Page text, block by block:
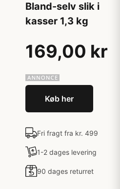
Bland-selv slik i
kasser 1,3 kg
169,00 kr
Køb her
Fri fragt fra kr. 499
1-2 dages levering
90 dages returret